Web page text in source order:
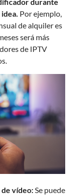
Por ejemplo,
de alquiler es
será más
de IPTV
vídeo: Se puede